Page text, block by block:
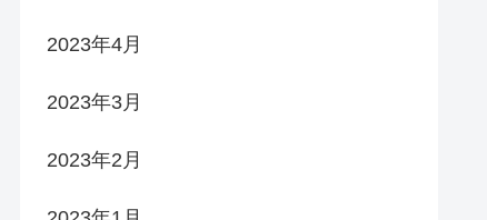
2023年4月
2023年3月
2023年2月